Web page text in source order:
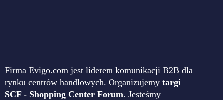
Firma Evigo.com jest liderem komunikacji B2B dla
rynku centrów handlowych. Organizujemy targi
SCF - Shopping Center Forum. Jesteśmy